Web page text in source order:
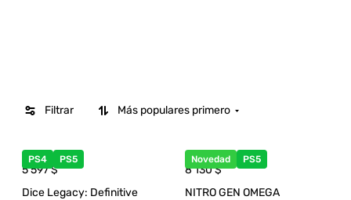
Filtrar Más populares primero
PS4 PS5
5 597$
Dice Legacy: Definitive
Novedad PS5
8 130$
NITRO GEN OMEGA